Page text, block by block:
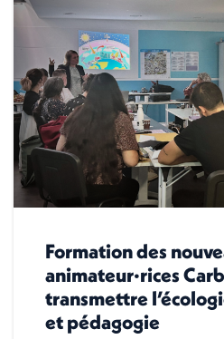
Formation des
animateur·rices
transmettre
et pédagogie